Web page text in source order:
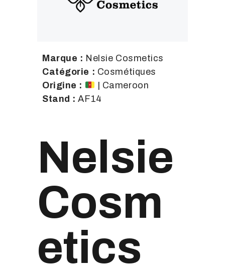
Marque : Nelsie Cosmetics
Catégorie : Cosmétiques
Origine :
| Cameroon
Stand :AF14
Nelsie
Cosm
etics